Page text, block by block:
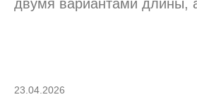
двумя вариантами длины,
23.04.2026